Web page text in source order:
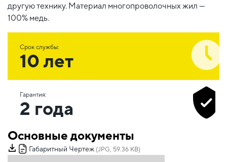
другую технику. Материал многопроволочных жил —
100% медь.
Срок службы:
10 лет
Гарантия:
2 года
Основные документы
Габаритный Чертеж (JPG, 59.36 KB)